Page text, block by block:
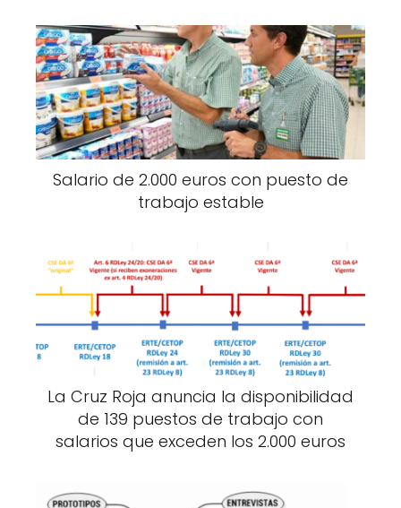
Salario de 2.000 euros con puesto de
trabajo estable
La Cruz Roja anuncia la disponibilidad
de 139 puestos de trabajo con
salarios que exceden los 2.000 euros